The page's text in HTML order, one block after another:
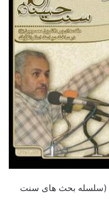
محمدیت (سلسله بحث های سنت